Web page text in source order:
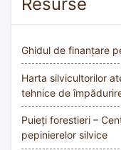
Resurse
Ghidul de finanțare
Harta silvicultorilor
tehnice de
Puieți forestieri –
pepinierelor silvice